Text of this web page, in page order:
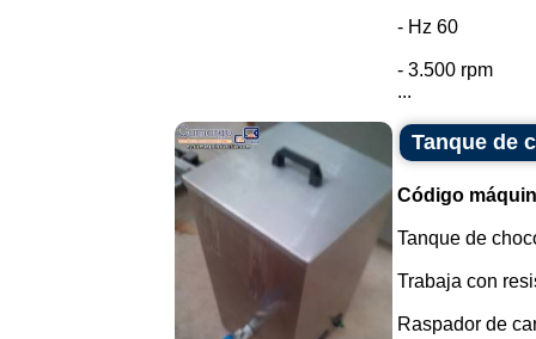
- Hz 60
- 3.500 rpm
...
Tanque de
Código
Tanque de
Trabaja con
Raspador de